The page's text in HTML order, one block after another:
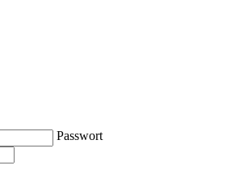
Passwort